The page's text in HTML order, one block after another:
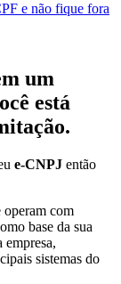
e não fique fora
um
está
e-CNPJ então
operam com
base da sua
sistemas do